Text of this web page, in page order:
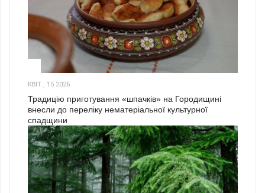
КВІТ., 15 2026
Традицію приготування «шпачків» на Городищині
внесли до переліку нематеріальної культурної
спадщини